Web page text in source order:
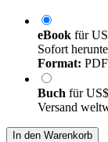
eBook für
Sofort
Format:
Buch für
Versand
In den Warenkorb